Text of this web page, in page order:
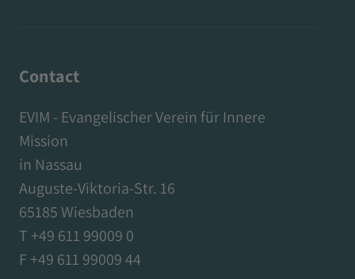
Contact
EVIM - Evangelischer Verein für Innere
Mission
in Nassau
Auguste-Viktoria-Str. 16
65185 Wiesbaden
T +49 611 99009 0
F +49 611 99009 44